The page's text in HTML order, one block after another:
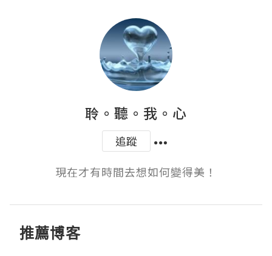
聆。聽。我。心
追蹤
現在才有時間去想如何變得美！
推薦博客